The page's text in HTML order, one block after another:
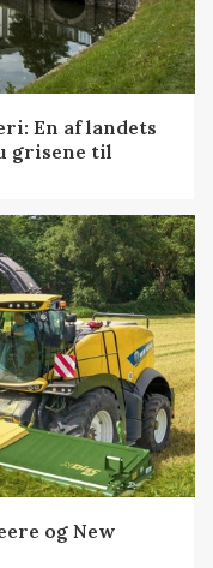
En af landets
grisene til
og New